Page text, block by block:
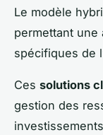
Le modèle
permettant une
spécifiques de
Ces solutions
gestion des